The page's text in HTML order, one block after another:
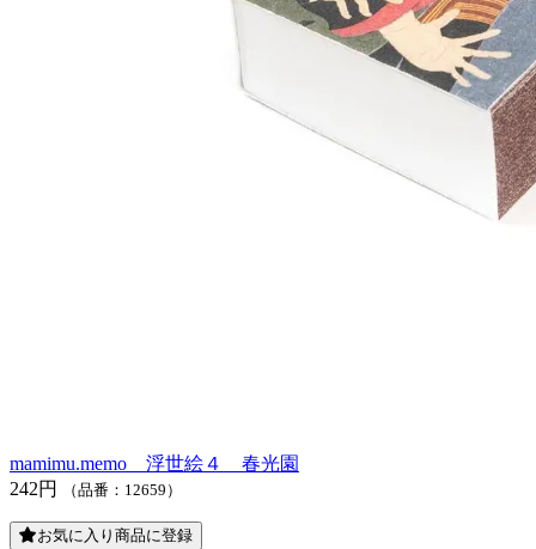
mamimu.memo 浮世絵４ 春光園
242円
（品番：12659）
お気に入り商品に登録